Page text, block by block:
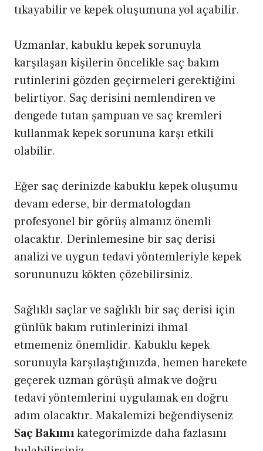
tıkayabilir ve kepek oluşumuna yol açabilir.
Uzmanlar, kabuklu kepek sorunuyla
karşılaşan kişilerin öncelikle saç bakım
rutinlerini gözden geçirmeleri gerektiğini
belirtiyor. Saç derisini nemlendiren ve
dengede tutan şampuan ve saç kremleri
kullanmak kepek sorununa karşı etkili
olabilir.
Eğer saç derinizde kabuklu kepek oluşumu
devam ederse, bir dermatologdan
profesyonel bir görüş almanız önemli
olacaktır. Derinlemesine bir saç derisi
analizi ve uygun tedavi yöntemleriyle kepek
sorununuzu kökten çözebilirsiniz.
Sağlıklı saçlar ve sağlıklı bir saç derisi için
günlük bakım rutinlerinizi ihmal
etmemeniz önemlidir. Kabuklu kepek
sorunuyla karşılaştığınızda, hemen harekete
geçerek uzman görüşü almak ve doğru
tedavi yöntemlerini uygulamak en doğru
adım olacaktır. Makalemizi beğendiyseniz
Saç Bakımıkategorimizde daha fazlasını